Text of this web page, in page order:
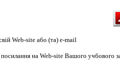
Web-site або (та) e-mail
на Web-site Вашого учбового